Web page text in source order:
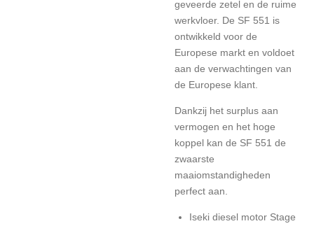
geveerde zetel en de ruime
werkvloer. De SF 551 is
ontwikkeld voor de
Europese markt en voldoet
aan de verwachtingen van
de Europese klant.
Dankzij het surplus aan
vermogen en het hoge
koppel kan de SF 551 de
zwaarste
maaiomstandigheden
perfect aan.
Iseki diesel motor Stage